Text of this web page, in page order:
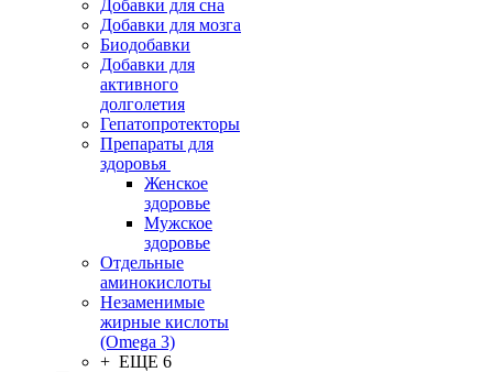
Добавки для сна
Добавки для мозга
Биодобавки
Добавки для
активного
долголетия
Гепатопротекторы
Препараты для
здоровья
Женское
здоровье
Мужское
здоровье
Отдельные
аминокислоты
Незаменимые
жирные кислоты
(Omega 3)
+ ЕЩЕ 6